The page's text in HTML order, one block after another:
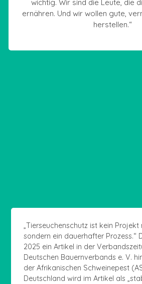
wichtig. Wir sind die Leute, die
ernähren. Und wir wollen gute,
herstellen.“
„Tierseuchenschutz ist kein
sondern ein dauerhafter Prozess.“
2025 ein Artikel in der
Deutschen Bauernverbands e. V.
der Afrikanischen Schweinepest
Deutschland wird im Artikel als